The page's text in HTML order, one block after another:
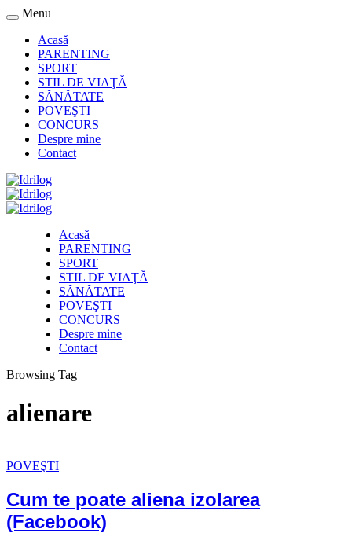
Menu
Acasă
PARENTING
SPORT
STIL DE VIAŢĂ
SĂNĂTATE
POVEŞTI
CONCURS
Despre mine
Contact
Acasă
PARENTING
SPORT
STIL DE VIAŢĂ
SĂNĂTATE
POVEŞTI
CONCURS
Despre mine
Contact
Browsing Tag
alienare
POVEŞTI
Cum te poate aliena izolarea
(Facebook)